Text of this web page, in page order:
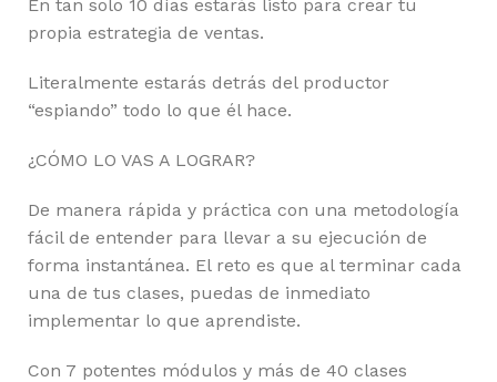
En tan solo 10 días estarás listo para crear tu
propia estrategia de ventas.
Literalmente estarás detrás del productor
“espiando” todo lo que él hace.
¿CÓMO LO VAS A LOGRAR?
De manera rápida y práctica con una metodología
fácil de entender para llevar a su ejecución de
forma instantánea. El reto es que al terminar cada
una de tus clases, puedas de inmediato
implementar lo que aprendiste.
Con 7 potentes módulos y más de 40 clases